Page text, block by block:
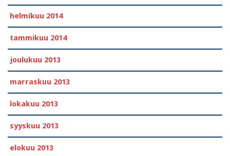
helmikuu 2014
tammikuu 2014
joulukuu 2013
marraskuu 2013
lokakuu 2013
syyskuu 2013
elokuu 2013